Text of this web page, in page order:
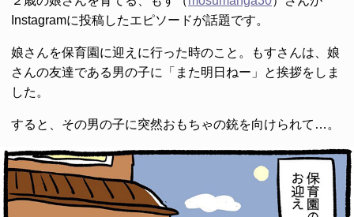
Instagramに投稿したエピソードが話題です。
娘さんを保育園に迎えに行った時のこと。もすさんは、娘
さんの友達である男の子に「また明日ねー」と挨拶をしま
した。
すると、その男の子に突然おもちゃの銃を向けられて…。